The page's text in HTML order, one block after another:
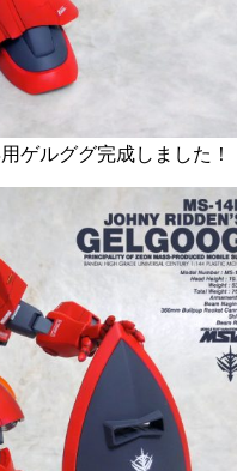
ゲルググ完成しました！